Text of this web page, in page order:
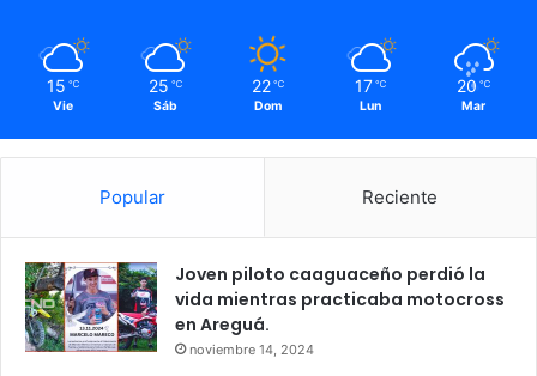
15 ℃
Vie
25 ℃
Sáb
22 ℃
Dom
17 ℃
Lun
20 ℃
Mar
Popular Reciente
Joven piloto caaguaceño perdió la
vida mientras practicaba motocross
en Areguá.
noviembre 14, 2024